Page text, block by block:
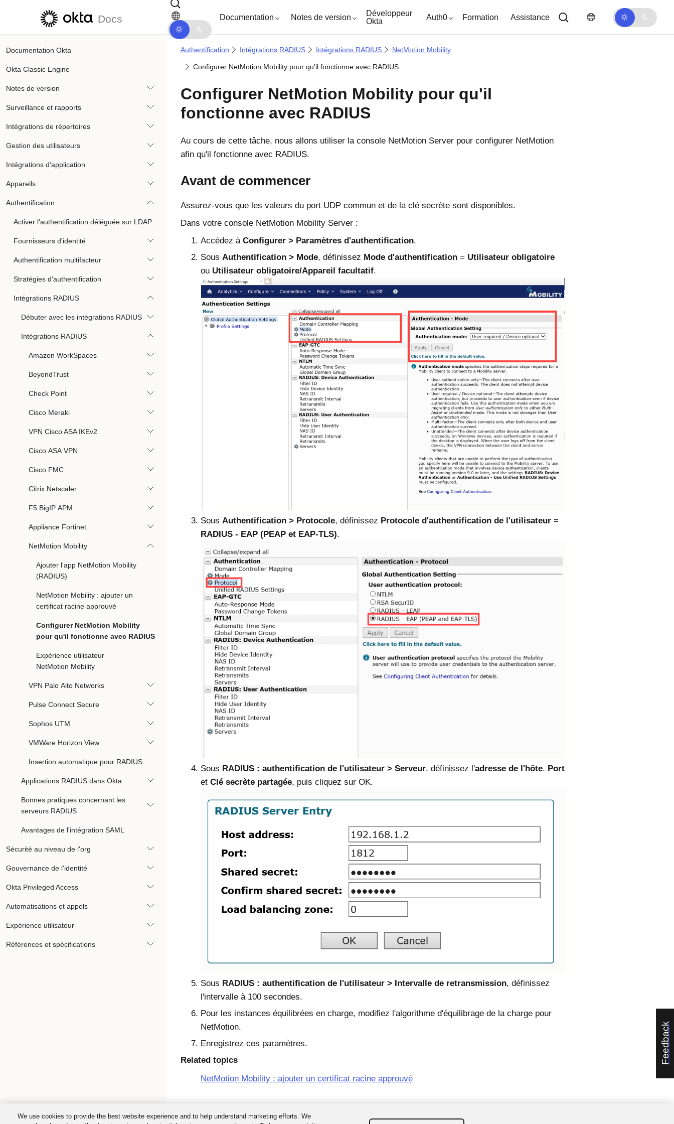
Passer au contenu principal Passer à la navigation dans les documents
Docs Documentation Notes de version
Développeur
Okta
Auth0 Formation Assistance
Feedback
Documentation Okta
Okta Classic Engine
Notes de version
Surveillance et rapports
Intégrations de répertoires
Gestion des utilisateurs
Intégrations d'application
Appareils
Authentification
Activer l'authentification déléguée sur LDAP
Fournisseurs d'identité
Authentification multifacteur
Stratégies d'authentification
Intégrations RADIUS
Débuter avec les intégrations RADIUS
Intégrations RADIUS
Amazon WorkSpaces
BeyondTrust
Check Point
Cisco Meraki
VPN Cisco ASA IKEv2
Cisco ASA VPN
Cisco FMC
Citrix Netscaler
F5 BigIP APM
Appliance Fortinet
NetMotion Mobility
Ajouter l'app NetMotion Mobility
(RADIUS)
NetMotion Mobility : ajouter un
certificat racine approuvé
Configurer NetMotion Mobility
pour qu'il fonctionne avec RADIUS
Expérience utilisateur
NetMotion Mobility
VPN Palo Alto Networks
Pulse Connect Secure
Sophos UTM
VMWare Horizon View
Insertion automatique pour RADIUS
Applications RADIUS dans Okta
Bonnes pratiques concernant les
serveurs RADIUS
Avantages de l'intégration SAML
Sécurité au niveau de l'org
Gouvernance de l'identité
Okta Privileged Access
Automatisations et appels
Expérience utilisateur
Références et spécifications
Authentification Intégrations RADIUS Intégrations RADIUS NetMotion Mobility
Configurer NetMotion Mobility pour qu'il fonctionne avec RADIUS
Configurer NetMotion Mobility pour qu'il
fonctionne avec RADIUS
Au cours de cette tâche, nous allons utiliser la console NetMotion Server pour configurer NetMotion
afin qu'il fonctionne avec RADIUS.
Avant de commencer
Assurez-vous que les valeurs du port UDP commun et de la clé secrète sont disponibles.
Dans votre console NetMotion Mobility Server :
Accédez à Configurer Paramètres d'authentification.
Sous Authentification Mode, définissez Mode d'authentification= Utilisateur obligatoire
ou Utilisateur obligatoire/Appareil facultatif.
Sous Authentification Protocole, définissez Protocole d'authentification de l'utilisateur=
RADIUS - EAP (PEAP et EAP-TLS).
Sous RADIUS : authentification de l'utilisateur Serveur, définissez l'adresse de l'hôte. Port
et Clé secrète partagée, puis cliquez sur OK.
Sous RADIUS : authentification de l'utilisateur Intervalle de retransmission, définissez
l'intervalle à 100 secondes.
Pour les instances équilibrées en charge, modifiez l'algorithme d'équilibrage de la charge pour
NetMotion.
Enregistrez ces paramètres.
Related topics
NetMotion Mobility : ajouter un certificat racine approuvé
We use cookies to provide the best website experience and to help understand marketing efforts. We